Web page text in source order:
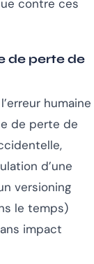
contre ces
de perte de
humaine
de perte de
d’une
versioning
le temps)
impact